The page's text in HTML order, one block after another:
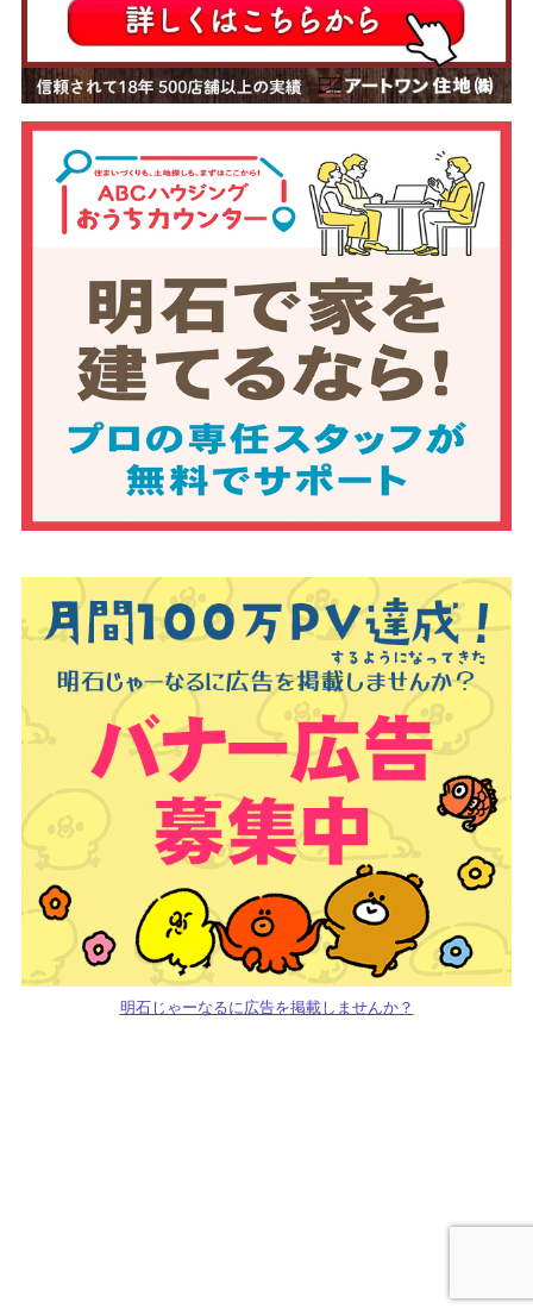
明石じゃーなるに広告を掲載しませんか？